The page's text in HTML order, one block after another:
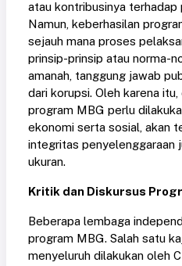
atau kontribusinya terhadap
Namun, keberhasilan
sejauh mana proses
prinsip-prinsip atau norma-
amanah, tanggung jawab
dari korupsi. Oleh karena
program MBG perlu
ekonomi serta sosial, akan
integritas penyelenggaraan
ukuran.
Kritik dan Diskursus
Beberapa lembaga
program MBG. Salah satu
menyeluruh dilakukan oleh